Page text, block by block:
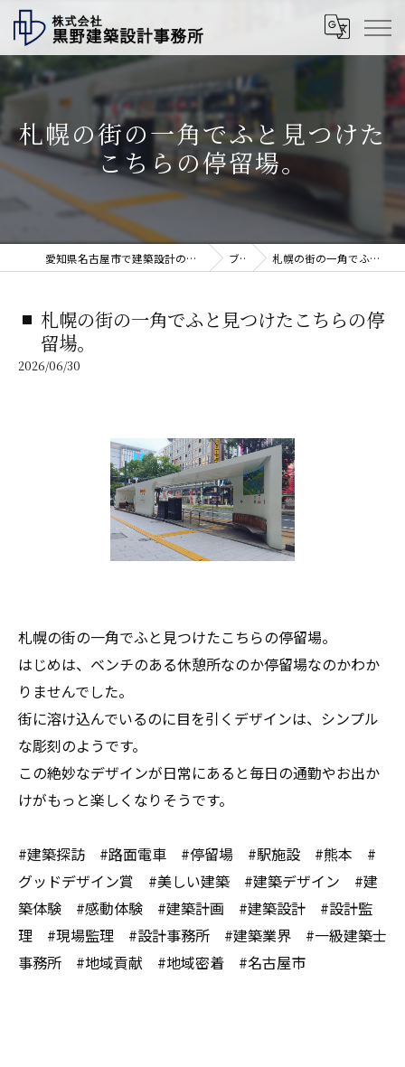
札幌の街の一角でふと見つけた
こちらの停留場。
愛知県名古屋市で建築設計の求人なら株式会社黒野建築設計事務所 ブログ 札幌の街の一角でふと見つけたこちらの停留場。
札幌の街の一角でふと見つけたこちらの停
留場。
2026/06/30
札幌の街の一角でふと見つけたこちらの停留場。
はじめは、ベンチのある休憩所なのか停留場なのかわか
りませんでした。
街に溶け込んでいるのに目を引くデザインは、シンプル
な彫刻のようです。
この絶妙なデザインが日常にあると毎日の通勤やお出か
けがもっと楽しくなりそうです。
#建築探訪 #路面電車 #停留場 #駅施設 #熊本 #
グッドデザイン賞 #美しい建築 #建築デザイン #建
築体験 #感動体験 #建築計画 #建築設計 #設計監
理 #現場監理 #設計事務所 #建築業界 #一級建築士
事務所 #地域貢献 #地域密着 #名古屋市